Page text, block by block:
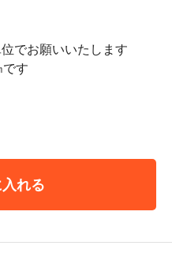
でお願いいたします
す
れる